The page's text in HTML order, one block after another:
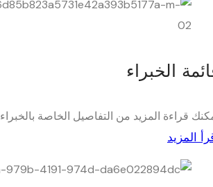
الخبراء
قراءة المزيد من التفاصيل الخاصة بالخبراء
المزيد